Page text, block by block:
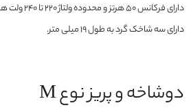
دارای سه شاخک گرد به طول 19 میلی متر.
دوشاخه و پریز نوع M